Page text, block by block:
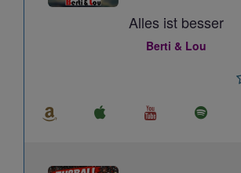
Alles ist besser
Berti & Lou